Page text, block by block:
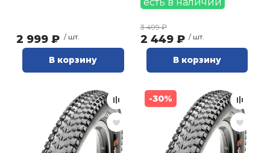
2 999 ₽ / шт.
В корзину
3 499 ₽
2 449 ₽ / шт.
В корзину
-30%